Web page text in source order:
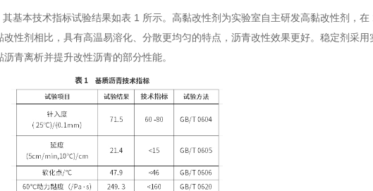
基本技术指标试验结果如表 1 所示。高黏改性剂为实验室自主研发高黏改性剂，
性剂相比，具有高温易溶化、分散更均匀的特点，沥青改性效果更好。稳定剂采用
青离析并提升改性沥青的部分性能。